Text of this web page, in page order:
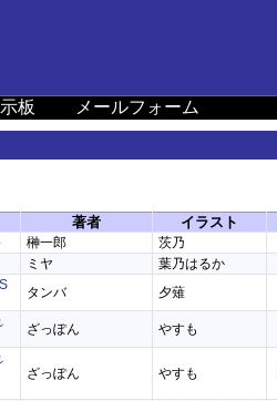
板 メールフォーム
著者 イラスト
榊一郎 茨乃
ミヤ 葉乃はるか
タンバ 夕薙
ざっぽん やすも
ざっぽん やすも